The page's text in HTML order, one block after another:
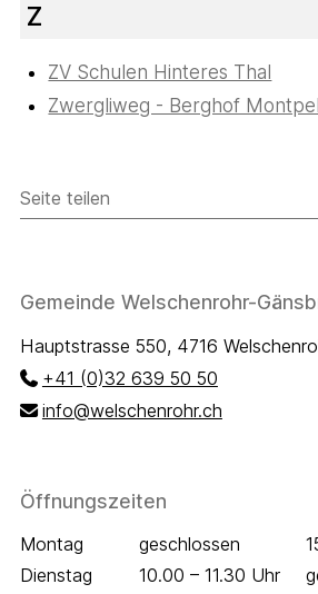
Z
ZV Schulen Hinteres Thal
Zwergliweg - Berghof
Seite teilen
Seite teilen
Facebook
Twitter
Footer
Gemeinde Welschenrohr-
Hauptstrasse 550, 4716
+41 (0)32 639 50 50
info@welschenrohr.ch
Öffnungszeiten
Wochentag Öffnungszeiten
Montag geschlossen
Dienstag
10.00 – 11.30 Uhr